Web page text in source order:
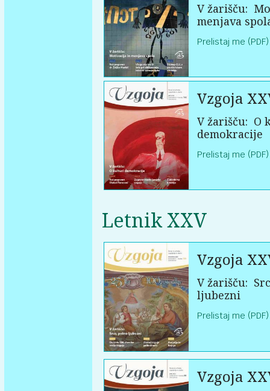
V žarišču:
menjava
Prelistaj me (PDF)
Vzgoja
V žarišču: O
demokracije
Prelistaj me (PDF)
Letnik XXV
Vzgoja
V žarišču:
ljubezni
Prelistaj me (PDF)
Vzgoja